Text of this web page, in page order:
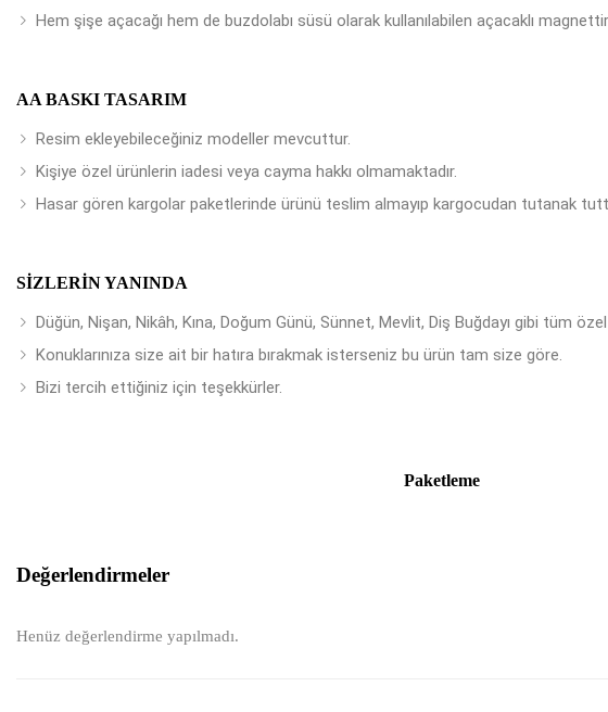
Hem şişe açacağı hem de buzdolabı süsü olarak kullanılabilen açacaklı
AA BASKI TASARIM
Resim ekleyebileceğiniz modeller mevcuttur.
Kişiye özel ürünlerin iadesi veya cayma hakkı olmamaktadır.
Hasar gören kargolar paketlerinde ürünü teslim almayıp kargocudan tutanak
SIZLERIN YANINDA
Düğün, Nişan, Nikâh, Kına, Doğum Günü, Sünnet, Mevlit, Diş Buğdayı gibi tüm
Konuklarınıza size ait bir hatıra bırakmak isterseniz bu ürün tam size göre.
Bizi tercih ettiğiniz için teşekkürler.
Paketleme
Değerlendirmeler
Henüz değerlendirme yapılmadı.